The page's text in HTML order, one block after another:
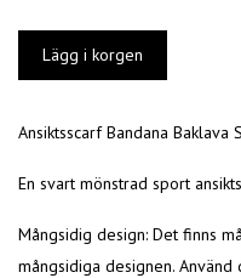
Ansiktsscarf Bandana Baklava
En svart mönstrad sport ansikts
Mångsidig design: Det finns
mångsidiga designen. Använd